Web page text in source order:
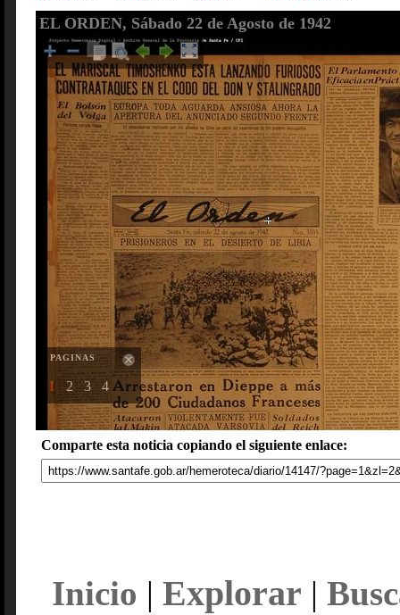
EL ORDEN, Sábado 22 de Agosto de 1942
PAGINAS
1 2 3 4
Comparte esta noticia copiando el siguiente enlace:
Inicio | Explorar |